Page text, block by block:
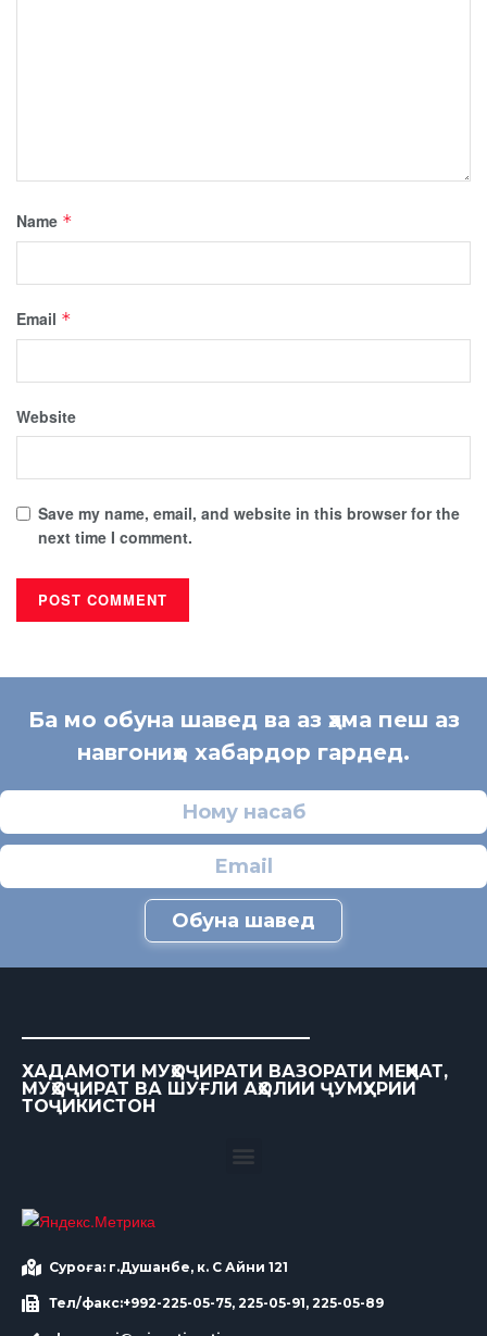
Name *
Email *
Website
Save my name, email, and website in this browser for the
next time I comment.
Ба мо обуна шавед ва аз ҳама пеш аз
навгониҳо хабардор гардед.
Обуна шавед
ХАДАМОТИ МУҲОҶИРАТИ ВАЗОРАТИ МЕҲНАТ,
МУҲОҶИРАТ ВА ШУҒЛИ АҲОЛИИ ҶУМҲУРИИ
ТОҶИКИСТОН
Суроға: г.Душанбе, к. С Айни 121
Тел/факс:+992-225-05-75, 225-05-91, 225-05-89